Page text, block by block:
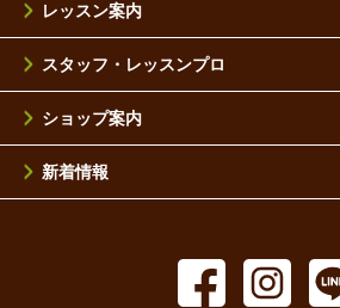
レッスン案内
スタッフ・レッスンプロ
ショップ案内
新着情報